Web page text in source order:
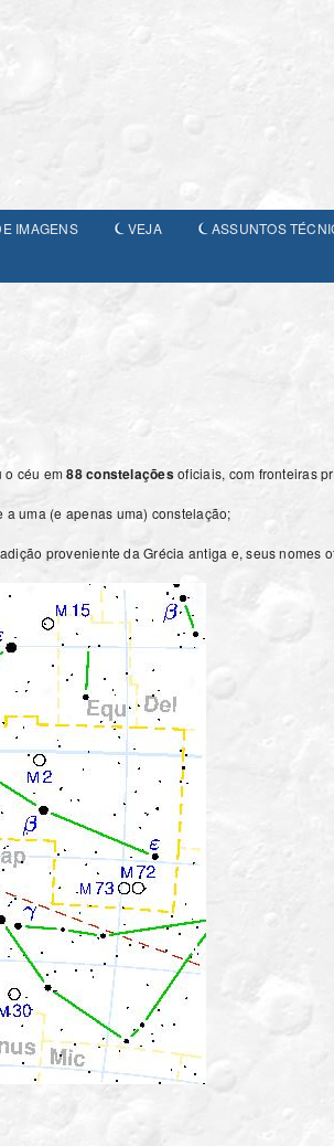
IMAGENS VEJA ASSUNTOS
o céu em88 constelaçõesoficiais, com fronteiras
uma (e apenas uma) constelação;
proveniente da Grécia antiga e, seus nomes